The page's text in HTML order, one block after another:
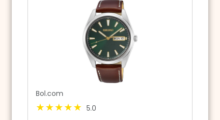
Bol.com
5.0